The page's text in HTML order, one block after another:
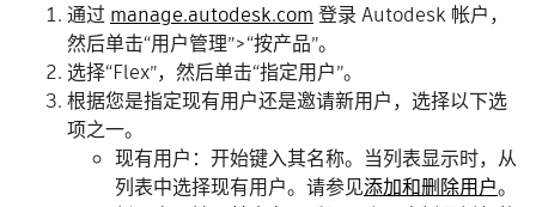
通过 manage.autodesk.com 登录 Autodesk 帐户，
然后单击“用户管理”>“按产品”。
选择“Flex”，然后单击“指定用户”。
根据您是指定现有用户还是邀请新用户，选择以下选
项之一。
现有用户：开始键入其名称。当列表显示时，从
列表中选择现有用户。请参见添加和删除用户。